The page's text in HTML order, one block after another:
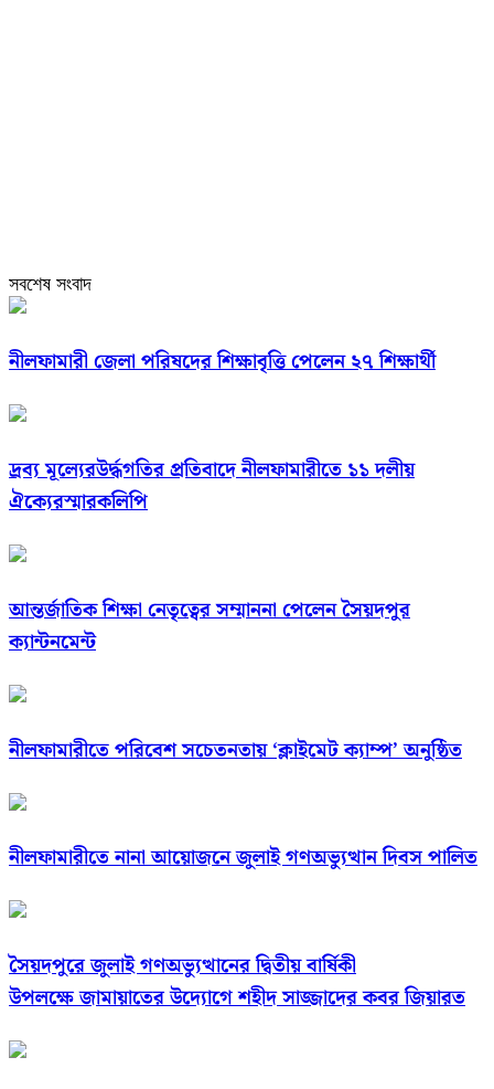
সবশেষ সংবাদ
নীলফামারী জেলা পরিষদের শিক্ষাবৃত্তি পেলেন ২৭ শিক্ষার্থী
দ্রব্য মূল্যেরউর্দ্ধগতির প্রতিবাদে নীলফামারীতে ১১ দলীয়
ঐক্যেরস্মারকলিপি
আন্তর্জাতিক শিক্ষা নেতৃত্বের সম্মাননা পেলেন সৈয়দপুর
ক্যান্টনমেন্ট
নীলফামারীতে পরিবেশ সচেতনতায় ‘ক্লাইমেট ক্যাম্প’ অনুষ্ঠিত
নীলফামারীতে নানা আয়োজনে জুলাই গণঅভ্যুত্থান দিবস পালিত
সৈয়দপুরে জুলাই গণঅভ্যুত্থানের দ্বিতীয় বার্ষিকী
উপলক্ষে জামায়াতের উদ্যোগে শহীদ সাজ্জাদের কবর জিয়ারত